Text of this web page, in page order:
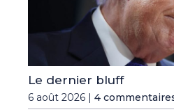
Le dernier bluff
6 août 2026 | 4